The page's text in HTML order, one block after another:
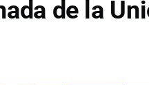
de la